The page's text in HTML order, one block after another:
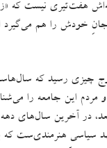
هفت‌تیری نیست که «
جانِ خودش را هم
چیزی رسید که
مردم این جامعه را
در آخرین سال‌های
سیاسی هنرمندی‌‌ست که